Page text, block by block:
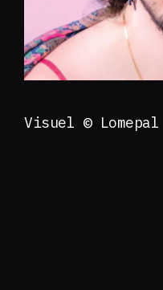
Visuel © Lomepal